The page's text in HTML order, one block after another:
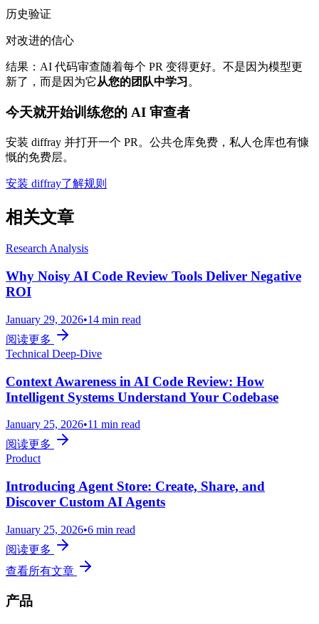
历史验证
对改进的信心
结果：AI 代码审查随着每个 PR 变得更好。不是因为模型更
新了，而是因为它 从您的团队中学习 。
今天就开始训练您的 AI 审查者
安装 diffray 并打开一个 PR。公共仓库免费，私人仓库也有慷
慨的免费层。
安装 diffray了解规则
相关文章
Research Analysis
Why Noisy AI Code Review Tools Deliver Negative
ROI
January 29, 2026•14 min read
阅读更多
Technical Deep-Dive
Context Awareness in AI Code Review: How
Intelligent Systems Understand Your Codebase
January 25, 2026•11 min read
阅读更多
Product
Introducing Agent Store: Create, Share, and
Discover Custom AI Agents
January 25, 2026•6 min read
阅读更多
查看所有文章
产品